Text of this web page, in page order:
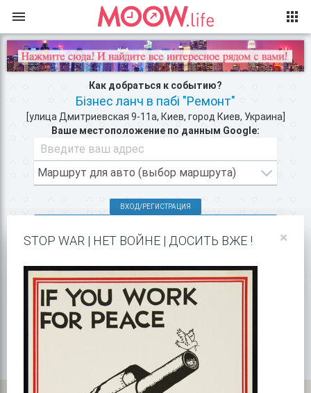
Как добраться к событию?
Бізнес ланч в пабі "Ремонт"
[улица Дмитриевская 9-11а, Киев, город Киев, Украина]
Ваше местоположение по данным Google:
ВХОД/РЕГИСТРАЦИЯ
РЕСТОРАНЫ В ЦЕНТРЕ КИЕВА >>
ПОКАЗАТЬ НА GOOGLE MAPS!
Карта с маршрутом, как добратся на мероприятие или проехать
к событию. Бізнес ланч в пабі "Ремонт"
улица Дмитриевская 9-11а, Киев, город Киев, Украина. Как
добраться? Как доехать? Маршрут.
×
STOP WAR | НЕТ ВОЙНЕ | ДОСИТЬ ВЖЕ !